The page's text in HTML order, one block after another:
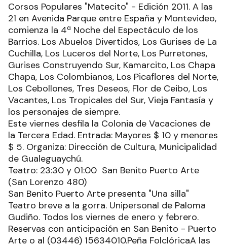
Corsos Populares "Matecito" - Edición 2011. A las
21 en Avenida Parque entre España y Montevideo,
comienza la 4ª Noche del Espectáculo de los
Barrios. Los Abuelos Divertidos, Los Gurises de La
Cuchilla, Los Luceros del Norte, Los Purretones,
Gurises Construyendo Sur, Kamarcito, Los Chapa
Chapa, Los Colombianos, Los Picaflores del Norte,
Los Cebollones, Tres Deseos, Flor de Ceibo, Los
Vacantes, Los Tropicales del Sur, Vieja Fantasía y
los personajes de siempre.
Este viernes desfila la Colonia de Vacaciones de
la Tercera Edad. Entrada: Mayores $ 10 y menores
$ 5. Organiza: Dirección de Cultura, Municipalidad
de Gualeguaychú.
Teatro: 23:30 y 01:00 San Benito Puerto Arte
(San Lorenzo 480)
San Benito Puerto Arte presenta "Una silla"
Teatro breve a la gorra. Unipersonal de Paloma
Gudiño. Todos los viernes de enero y febrero.
Reservas con anticipación en San Benito - Puerto
Arte o al (03446) 15634010.Peña FolclóricaA las